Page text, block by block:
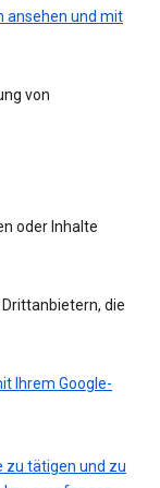
ansehen und mit
von
oder Inhalte
die
Ihrem Google-
zu tätigen und zu